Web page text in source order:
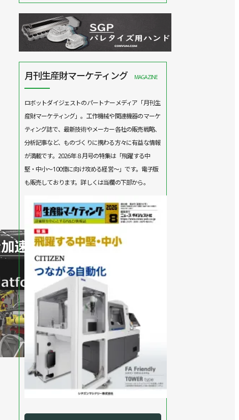
月刊生産財マーケティング MAGAZINE
ロボットダイジェストのパートナーメディア「月刊生
産財マーケティング」。工作機械や関連機器のマーケ
ティング誌で、最新技術やメーカー各社の販売戦略、
分析記事など、ものづくりに携わる方々に有益な情報
が満載です。2026年８月号の特集は「飛躍する中
堅・中小～100億に向け攻める経営～」です。電子版
も販売しております。詳しくは当欄の下部から。